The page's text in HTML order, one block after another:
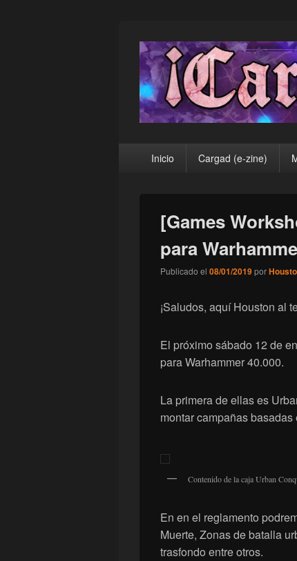
¡Cargad!
principalInicio Cargad (e-zine)
[Games
para
Publicado el 08/01/2019por
¡Saludos, aquí Houston al
El próximo sábado 12 de
para Warhammer 40.000.
La primera de ellas es
montar campañas
Contenido de la caja Urban
En en el reglamento
Muerte, Zonas de batalla
trasfondo entre otros.